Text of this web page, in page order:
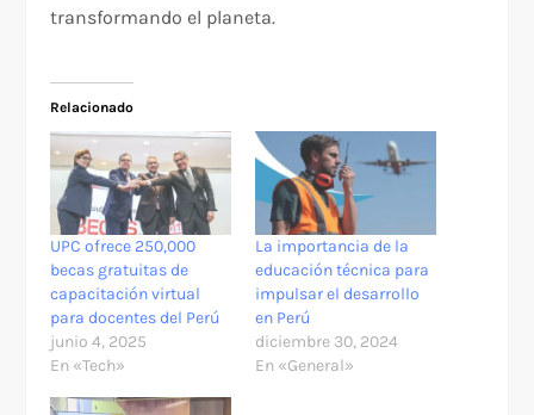
transformando el planeta.
Relacionado
UPC ofrece 250,000
becas gratuitas de
capacitación virtual
para docentes del Perú
junio 4, 2025
En «Tech»
La importancia de la
educación técnica para
impulsar el desarrollo
en Perú
diciembre 30, 2024
En «General»